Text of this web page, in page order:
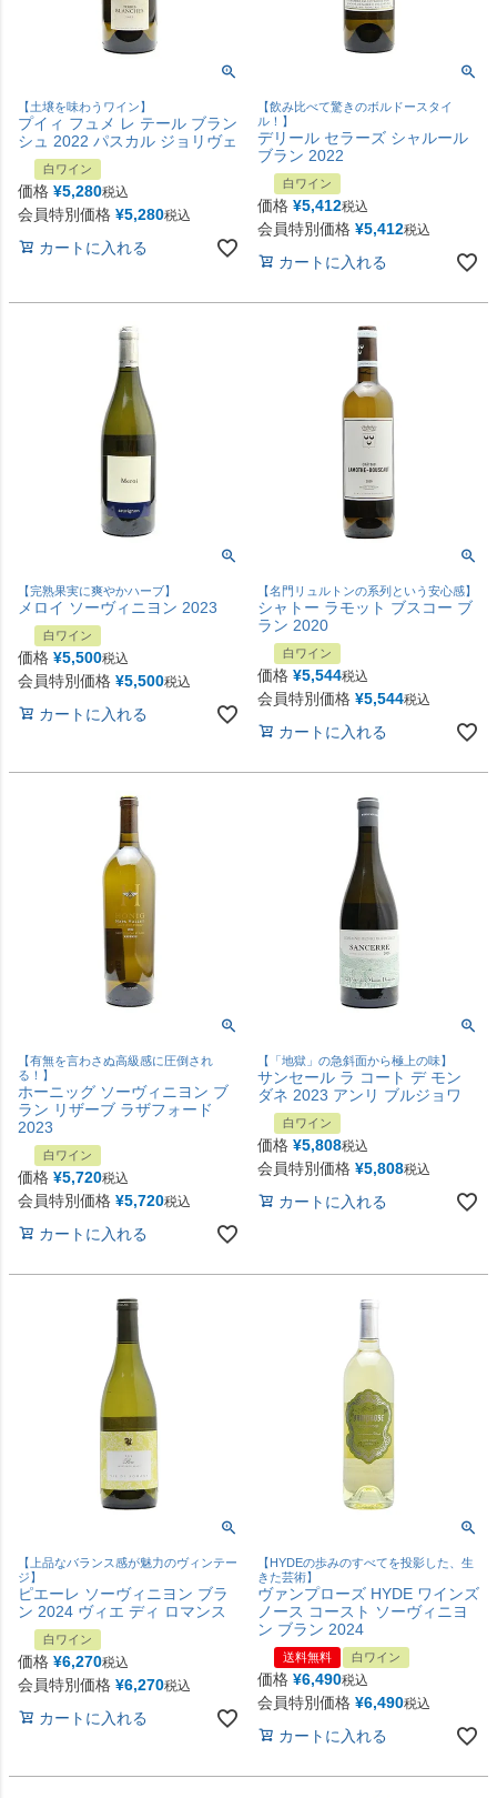
【土壌を味わうワイン】
プイィ フュメ レ テール ブラン
シュ 2022 パスカル ジョリヴェ
白ワイン
価格 ¥5,280税込
会員特別価格 ¥5,280税込
カートに入れる
【飲み比べて驚きのボルドースタイ
ル！】
デリール セラーズ シャルール
ブラン 2022
白ワイン
価格 ¥5,412税込
会員特別価格 ¥5,412税込
カートに入れる
【完熟果実に爽やかハーブ】
メロイ ソーヴィニヨン 2023
白ワイン
価格 ¥5,500税込
会員特別価格 ¥5,500税込
カートに入れる
【名門リュルトンの系列という安心感】
シャトー ラモット ブスコー ブ
ラン 2020
白ワイン
価格 ¥5,544税込
会員特別価格 ¥5,544税込
カートに入れる
【有無を言わさぬ高級感に圧倒され
る！】
ホーニッグ ソーヴィニヨン ブ
ラン リザーブ ラザフォード
2023
白ワイン
価格 ¥5,720税込
会員特別価格 ¥5,720税込
カートに入れる
【「地獄」の急斜面から極上の味】
サンセール ラ コート デ モン
ダネ 2023 アンリ ブルジョワ
白ワイン
価格 ¥5,808税込
会員特別価格 ¥5,808税込
カートに入れる
【上品なバランス感が魅力のヴィンテー
ジ】
ピエーレ ソーヴィニヨン ブラ
ン 2024 ヴィエ ディ ロマンス
白ワイン
価格 ¥6,270税込
会員特別価格 ¥6,270税込
カートに入れる
【HYDEの歩みのすべてを投影した、生
きた芸術】
ヴァンプローズ HYDE ワインズ
ノース コースト ソーヴィニヨ
ン ブラン 2024
送料無料 白ワイン
価格 ¥6,490税込
会員特別価格 ¥6,490税込
カートに入れる